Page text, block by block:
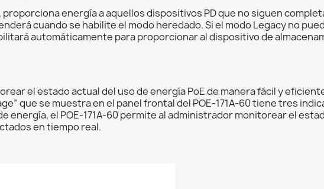
proporciona energía a aquellos dispositivos PD que no siguen
cuando se habilite el modo heredado. Si el modo Legacy no
automáticamente para proporcionar al dispositivo de
el estado actual del uso de energía PoE de manera fácil y
que se muestra en el panel frontal del POE-171A-60 tiene tres
energía, el POE-171A-60 permite al administrador monitorear el
en tiempo real.